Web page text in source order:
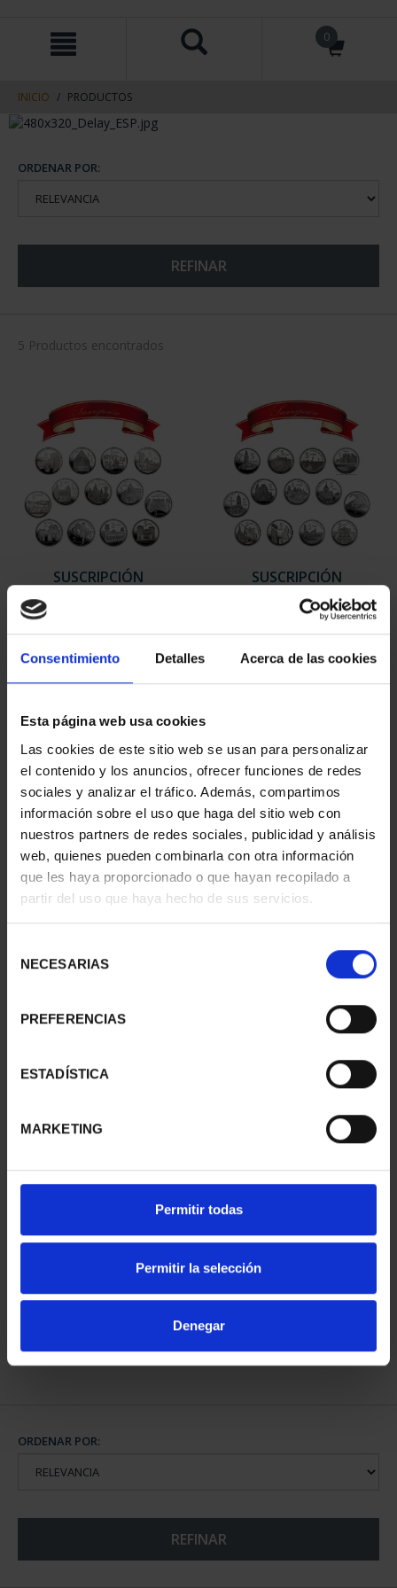
Consentimiento Detalles Acerca de las cookies
Esta página web usa cookies
Las cookies de este sitio web se usan para personalizar
el contenido y los anuncios, ofrecer funciones de redes
sociales y analizar el tráfico. Además, compartimos
información sobre el uso que haga del sitio web con
nuestros partners de redes sociales, publicidad y análisis
web, quienes pueden combinarla con otra información
que les haya proporcionado o que hayan recopilado a
partir del uso que haya hecho de sus servicios.
NECESARIAS
PREFERENCIAS
ESTADÍSTICA
MARKETING
Permitir todas
Permitir la selección
Denegar
contenido
navegacin
0
INICIO PRODUCTOS
ORDENAR POR:
REFINAR
5 Productos encontrados
SUSCRIPCIÓN
949,00 €
Sólo para usuarios
registrados
SUSCRIPCIÓN
CAPITALES DE
PROVINCIA 2
949,00 €
Sólo para usuarios
registrados
SUSCRIPCIÓN
CAPITALES DE
949,00 €
registrados
SUSCRIPCIÓN
CAPITALES DE
949,00 €
registrados
CAPITALES DE
COMPLET...
3.796,00 €
ORDENAR POR:
REFINAR